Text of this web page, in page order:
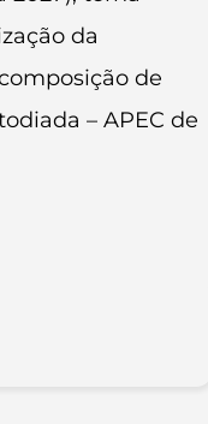
da
de
– APEC de